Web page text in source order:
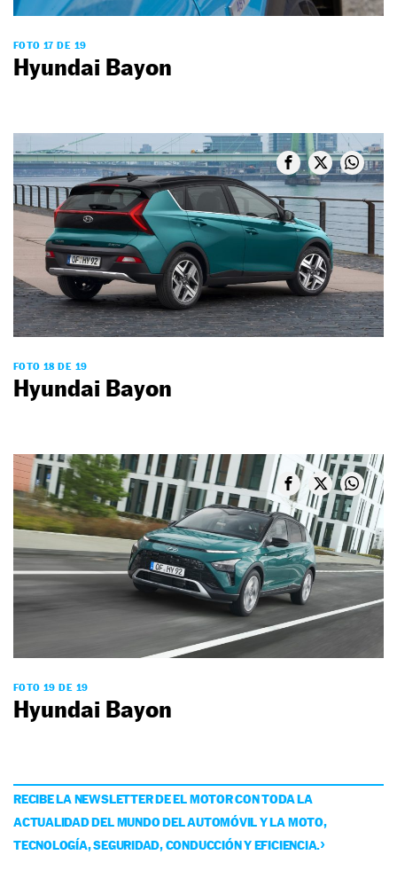
FOTO 17 DE 19
Hyundai Bayon
FOTO 18 DE 19
Hyundai Bayon
FOTO 19 DE 19
Hyundai Bayon
RECIBE LA NEWSLETTER DE EL MOTOR CON TODA LA
ACTUALIDAD DEL MUNDO DEL AUTOMÓVIL Y LA MOTO,
TECNOLOGÍA, SEGURIDAD, CONDUCCIÓN Y EFICIENCIA.